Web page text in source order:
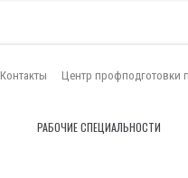
Контакты Центр профподготовки
РАБОЧИЕ СПЕЦИАЛЬНОСТИ